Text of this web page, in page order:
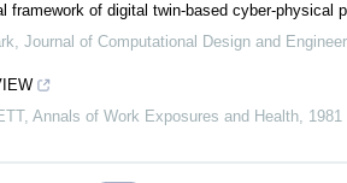
framework of digital twin-based cyber-physical
, Journal of Computational Design and
, Annals of Work Exposures and Health, 1981